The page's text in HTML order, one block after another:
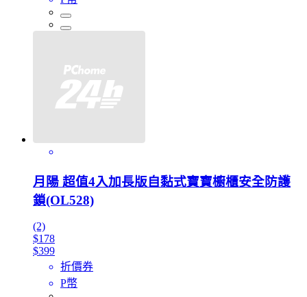
月陽 超值4入加長版自黏式寶寶櫥櫃安全防護
鎖(OL528)
(2)
$178
$399
折價券
P幣